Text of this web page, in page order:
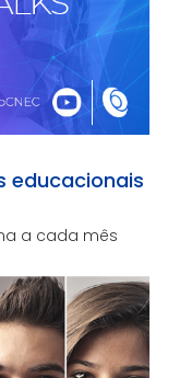
educacionais
a cada mês